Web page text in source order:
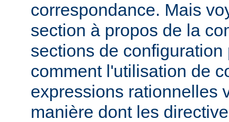
correspondance. Mais
section à propos de la
sections de
comment l'utilisation de
expressions rationnelles
manière dont les